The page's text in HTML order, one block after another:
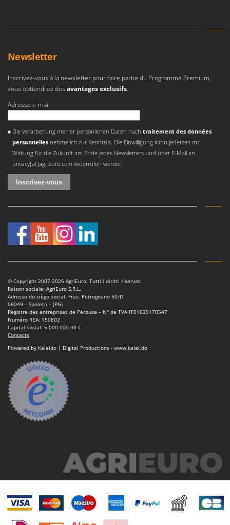
Newsletter
Inscrivez-vous à la newsletter pour faire partie du Programme Premium,
vous obtiendrez des avantages exclusifs.
Adresse e-mail
Die Verarbeitung meiner persönlichen Daten nach traitement des données
personnellesnehme ich zur Kenntnis. Die Einwilligung kann jederzeit mit
Wirkung für die Zukunft am Ende jedes Newsletters und über E-Mail an
privacy[at]agrieuro.com widerrufen werden
© Copyright 2007-2026 AgriEuro. Tutti i diritti riservati
Raison sociale: AgriEuro S.R.L.
Adresse du siège social: Fraz. Petrognano 50/D
06049 – Spoleto – (PG)
Registre des entreprises de Pérouse – N° de TVA IT01629170547
Numéro REA: 150802
Capital social: 5.000.000,00 €
Contacts
Powered by Kaleido | Digital Productions - www.kalei.do